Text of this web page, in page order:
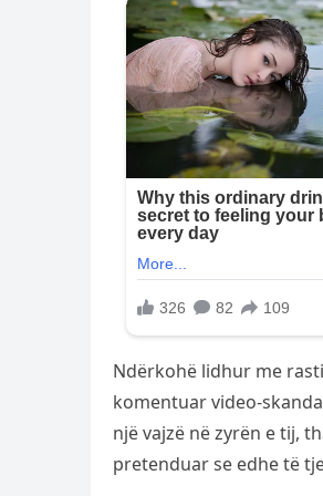
Ndërkohë lidhur me
komentuar video-
një vajzë në zyrën e tij,
pretenduar se edhe të